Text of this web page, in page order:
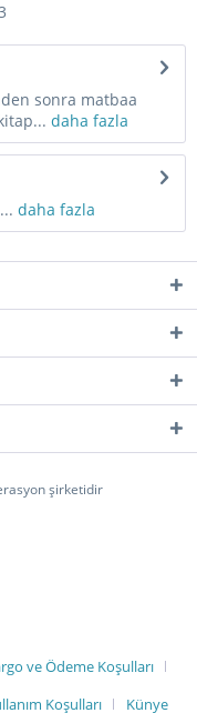
sonra matbaa
daha fazla
daha fazla
şirketidir
ve Ödeme Koşulları
Koşulları Künye